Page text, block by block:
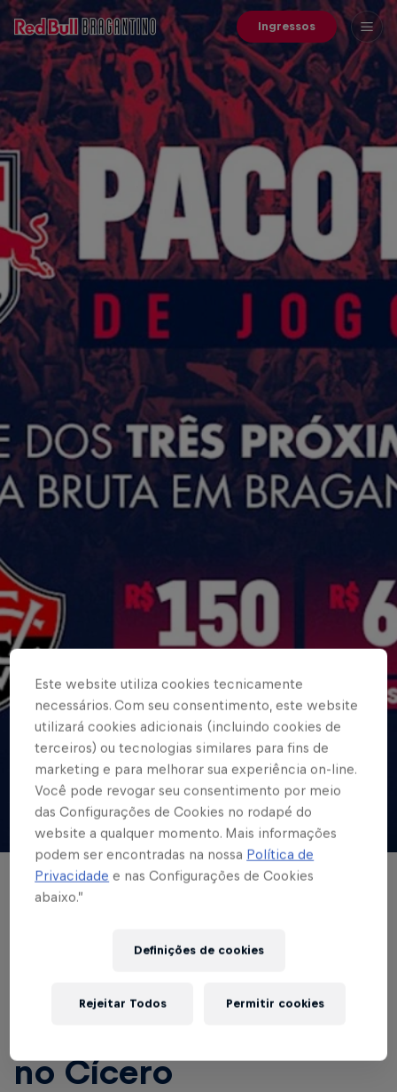
Ingressos
© Red Bull Bragantino
BRASILEIRÃO
promocionais para os
três últimos jogos da
no Cícero
Este website utiliza cookies tecnicamente
necessários. Com seu consentimento, este website
utilizará cookies adicionais (incluindo cookies de
terceiros) ou tecnologias similares para fins de
marketing e para melhorar sua experiência on-line.
Você pode revogar seu consentimento por meio
das Configurações de Cookies no rodapé do
website a qualquer momento. Mais informações
podem ser encontradas na nossa Política de
Privacidade e nas Configurações de Cookies
abaixo.”
Definições de cookies
Rejeitar Todos Permitir cookies